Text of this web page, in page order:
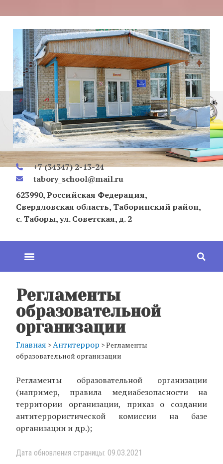
+7 (34347) 2-13-24
tabory_school@mail.ru
623990, Российская Федерация,
Свердловская область, Таборинский район,
с. Таборы, ул. Советская, д. 2
Регламенты
образовательной
организации
Главная >Антитеррор >Регламенты
образовательной организации
Регламенты образовательной организации
(например, правила медиабезопасности на
территории организации, приказ о создании
антитеррористической комиссии на базе
организации и др.);
Дата обновления страницы: 09.03.2021